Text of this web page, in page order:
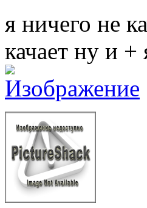
я ничего не
качает ну и